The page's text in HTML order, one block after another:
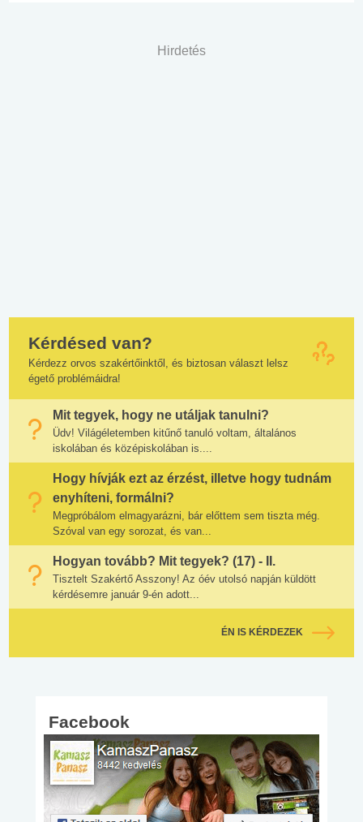
Hirdetés
Kérdésed van?
Kérdezz orvos szakértőinktől, és biztosan választ lelsz
égető problémáidra!
Mit tegyek, hogy ne utáljak tanulni?
Üdv! Világéletemben kitűnő tanuló voltam, általános
iskolában és középiskolában is....
Hogy hívják ezt az érzést, illetve hogy tudnám
enyhíteni, formálni?
Megpróbálom elmagyarázni, bár előttem sem tiszta még.
Szóval van egy sorozat, és van...
Hogyan tovább? Mit tegyek? (17) - II.
Tisztelt Szakértő Asszony! Az óév utolsó napján küldött
kérdésemre január 9-én adott...
ÉN IS KÉRDEZEK
Facebook